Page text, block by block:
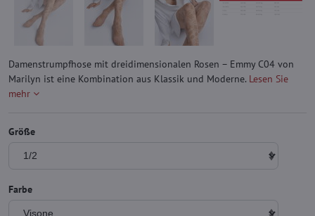
Damenstrumpfhose mit dreidimensionalen Rosen – Emmy C04 von
Marilyn ist eine Kombination aus Klassik und Moderne. Lesen Sie
mehr
Größe
Farbe